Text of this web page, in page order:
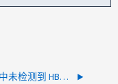
在插槽中未检测到 HBA 卡